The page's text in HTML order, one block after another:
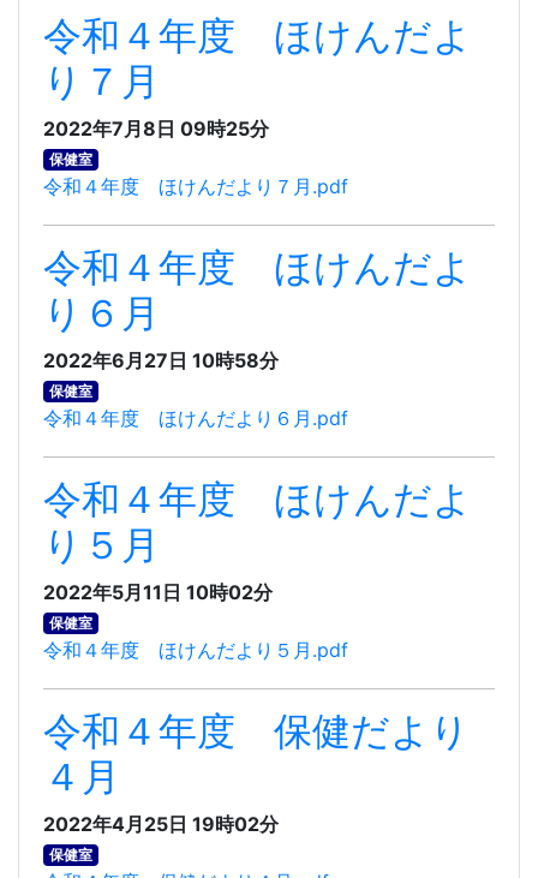
令和４年度 ほけんだよ
り７月
2022年7月8日 09時25分
保健室
令和４年度 ほけんだより７月.pdf
令和４年度 ほけんだよ
り６月
2022年6月27日 10時58分
保健室
令和４年度 ほけんだより６月.pdf
令和４年度 ほけんだよ
り５月
2022年5月11日 10時02分
保健室
令和４年度 ほけんだより５月.pdf
令和４年度 保健だより
４月
2022年4月25日 19時02分
保健室